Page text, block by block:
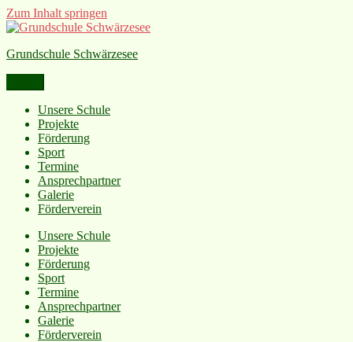
Zum Inhalt springen
Grundschule Schwärzesee
Unsere Schule
Projekte
Förderung
Sport
Termine
Ansprechpartner
Galerie
Förderverein
Unsere Schule
Projekte
Förderung
Sport
Termine
Ansprechpartner
Galerie
Förderverein